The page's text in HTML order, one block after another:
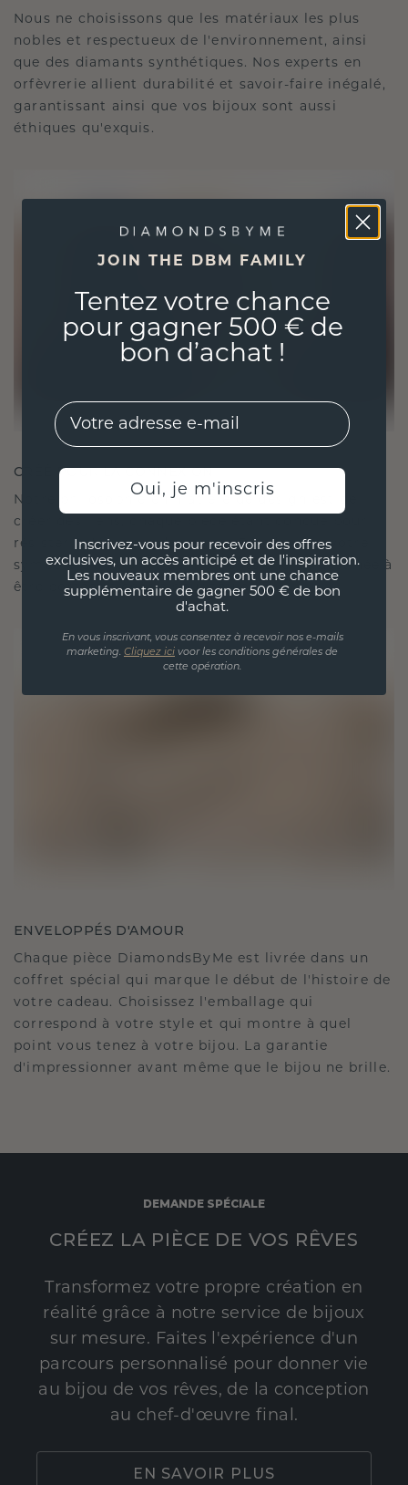
Nous ne choisissons que les matériaux les plus
nobles et respectueux de l'environnement, ainsi
que des diamants synthétiques. Nos experts en
orfèvrerie allient durabilité et savoir-faire inégalé,
garantissant ainsi que vos bijoux sont aussi
éthiques qu'exquis.
CRÉÉ POUR LA CONNEXION
Notre philosophie en matière de design est de
créer des liens, chaque pièce étant conçue pour
résister à l'épreuve du temps. Elle devient votre
symbole d'amour et de moments chéris, destinée à
être portée et chérie pour toujours.
ENVELOPPÉS D'AMOUR
Chaque pièce DiamondsByMe est livrée dans un
coffret spécial qui marque le début de l'histoire de
votre cadeau. Choisissez l'emballage qui
correspond à votre style et qui montre à quel
point vous tenez à votre bijou. La garantie
d'impressionner avant même que le bijou ne brille.
DEMANDE SPÉCIALE
CRÉEZ LA PIÈCE DE VOS RÊVES
Transformez votre propre création en
réalité grâce à notre service de bijoux
sur mesure. Faites l'expérience d'un
parcours personnalisé pour donner vie
au bijou de vos rêves, de la conception
au chef-d'œuvre final.
EN SAVOIR PLUS
JOIN THE DBM FAMILY
Tentez votre chance
pour gagner 500 € de
bon d’achat !
EMail
Oui, je m'inscris
Inscrivez-vous pour recevoir des offres
exclusives, un accès anticipé et de l'inspiration.
Les nouveaux membres ont une chance
supplémentaire de gagner 500 € de bon
d'achat.
En vous inscrivant, vous consentez à recevoir nos e-mails
marketing. Cliquez ici voor les conditions générales de
cette opération.